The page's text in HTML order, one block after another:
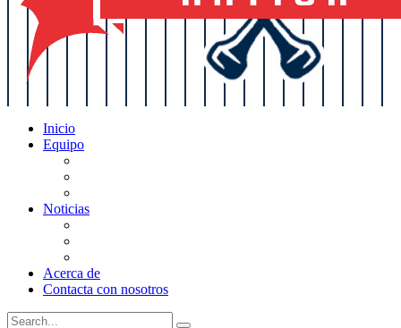
Inicio
Equipo
Noticias
Acerca de
Contacta con nosotros